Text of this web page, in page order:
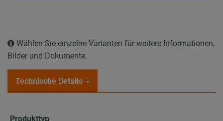
Wählen Sie einzelne Varianten für weitere Informationen,
Bilder und Dokumente.
Technische Details
Produkttyp